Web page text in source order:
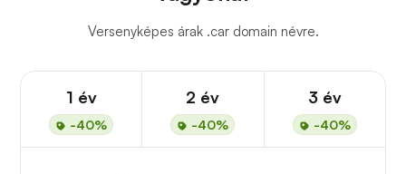
Versenyképes árak .car domain névre.
1 év
-40%
2 év
-40%
3 év
-40%